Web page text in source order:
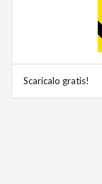
Scaricalo gratis!